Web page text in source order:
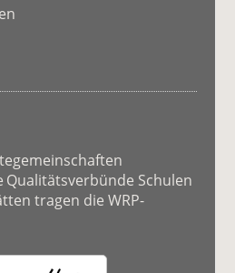
Schulen
tragen die WRP-